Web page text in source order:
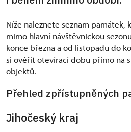
Níže naleznete seznam
mimo hlavní návštěvnickou
konce března a od listopadu do
si ověřit otevírací dobu přímo na
objektů.
Přehled zpřístupněných
Jihočeský kraj